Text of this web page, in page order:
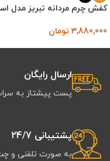
کفش چرم مردانه تبریز مدل
3,880,000 تومان
ارسال رایگان
پست پیشتاز به
پشتیبانی 24/7
به صورت تلفنی و